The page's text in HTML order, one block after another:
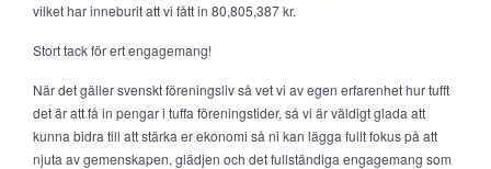
vilket har inneburit att vi fått in 80,805,387 kr.
Stort tack för ert engagemang!
När det gäller svenskt föreningsliv så vet vi av egen erfarenhet hur tufft
det är att få in pengar i tuffa föreningstider, så vi är väldigt glada att
kunna bidra till att stärka er ekonomi så ni kan lägga fullt fokus på att
njuta av gemenskapen, glädjen och det fullständiga engagemang som